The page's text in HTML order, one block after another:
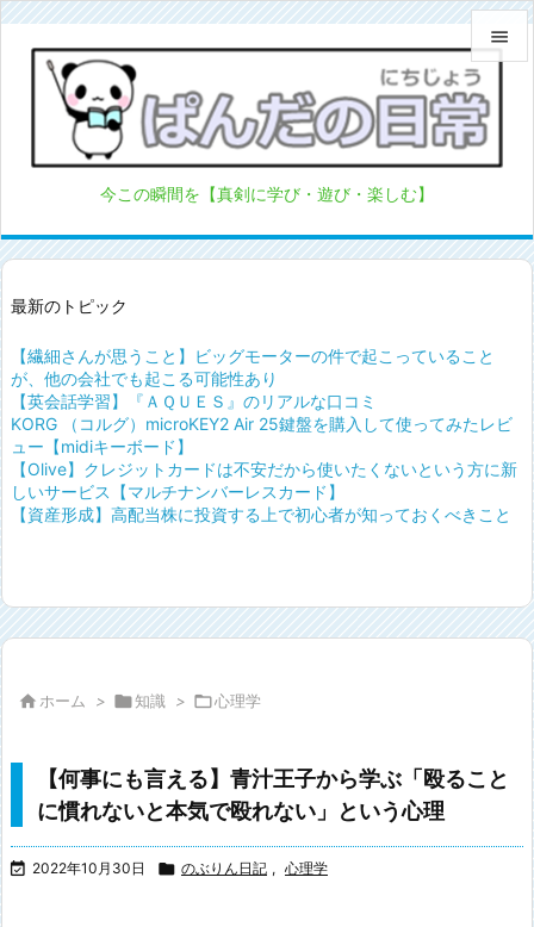
今この瞬間を【真剣に学び・遊び・楽しむ】

メニュ

サイド
前へ
検索
最新のトピック
【繊細さんが思うこと】ビッグモーターの件で起こっていること
が、他の会社でも起こる可能性あり
【英会話学習】『ＡＱＵＥＳ』のリアルな口コミ
KORG （コルグ）microKEY2 Air 25鍵盤を購入して使ってみたレビ
ュー【midiキーボード】
【Olive】クレジットカードは不安だから使いたくないという方に新
しいサービス【マルチナンバーレスカード】
【資産形成】高配当株に投資する上で初心者が知っておくべきこと
 ホーム > 知識 > 心理学
【何事にも言える】青汁王子から学ぶ「殴ること
に慣れないと本気で殴れない」という心理
 2022年10月30日  のぶりん日記 , 心理学